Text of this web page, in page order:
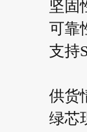
坚固
可靠
支持
供货
绿芯